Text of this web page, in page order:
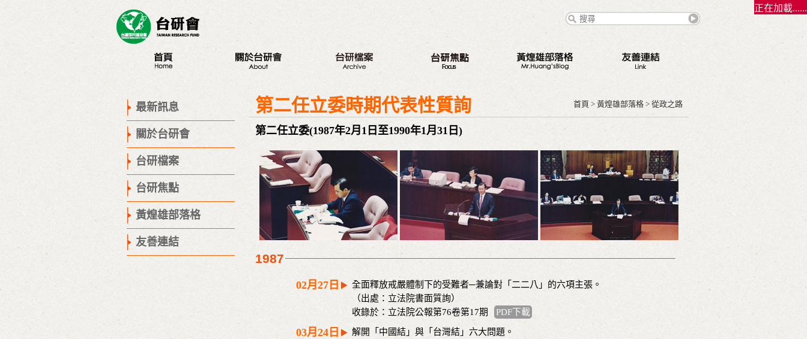
正在加載......
董事會
台研會週年活動
蔣渭水紀念活動
研討會
座談會
營隊
出版品
議程專區
三代台灣人
三大調查案
從政之路
與戈巴契夫之緣
最新訊息
關於台研會
台研檔案
台研焦點
黃煌雄部落格
友善連結
第二任立委時期代表性質詢 首頁 > 黃煌雄部落格 > 從政之路
第二任立委(1987年2月1日至1990年1月31日)
1987
02月27日
全面釋放戒嚴體制下的受難者─兼論對「二二八」的六項主張。
（出處：立法院書面質詢）
收錄於：立法院公報第76卷第17期
PDF下載
03月24日
解開「中國結」與「台灣結」六大問題。